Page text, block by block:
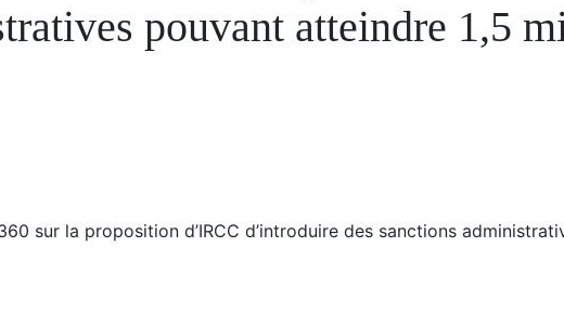
pouvant atteindre 1,5
sur la proposition d’IRCC d’introduire des sanctions